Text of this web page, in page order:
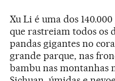
Xu Li é uma dos
que rastreiam todos os
pandas gigantes no
grande parque, nas
bambu nas montanhas